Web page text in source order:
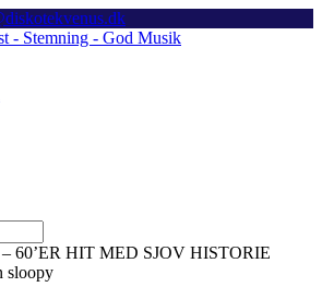
60’ER HIT MED SJOV HISTORIE